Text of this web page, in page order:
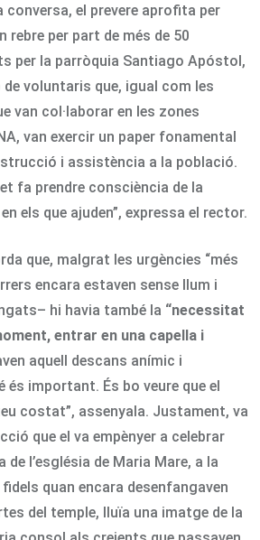
conversa, el prevere aprofita per
rebre per part de més de 50
per la parròquia Santiago Apóstol,
de voluntaris que, igual com les
van col·laborar en les zones
van exercir un paper fonamental
i assistència a la població.
fa prendre consciència de la
els que ajuden”, expressa el rector.
que, malgrat les urgències “més
encara estaven sense llum i
hi havia també la “necessitat
entrar en una capella i
aquell descans anímic i
és important. És bo veure que el
costat”, assenyala. Justament, va
que el va empènyer a celebrar
de l’església de Maria Mare, a la
quan encara desenfangaven
del temple, lluïa una imatge de la